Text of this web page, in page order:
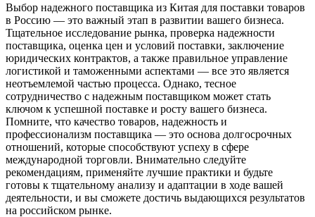
Выбор надежного поставщика из Китая для поставки товаров
в Россию — это важный этап в развитии вашего бизнеса.
Тщательное исследование рынка, проверка надежности
поставщика, оценка цен и условий поставки, заключение
юридических контрактов, а также правильное управление
логистикой и таможенными аспектами — все это является
неотъемлемой частью процесса. Однако, тесное
сотрудничество с надежным поставщиком может стать
ключом к успешной поставке и росту вашего бизнеса.
Помните, что качество товаров, надежность и
профессионализм поставщика — это основа долгосрочных
отношений, которые способствуют успеху в сфере
международной торговли. Внимательно следуйте
рекомендациям, применяйте лучшие практики и будьте
готовы к тщательному анализу и адаптации в ходе вашей
деятельности, и вы сможете достичь выдающихся результатов
на российском рынке.